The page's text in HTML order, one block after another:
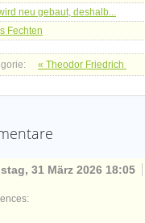
neu gebaut, deshalb...
Fechten
« Theodor Friedrich
31 März 2026 18:05